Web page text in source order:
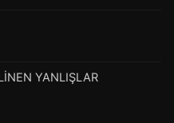
YANLIŞLAR